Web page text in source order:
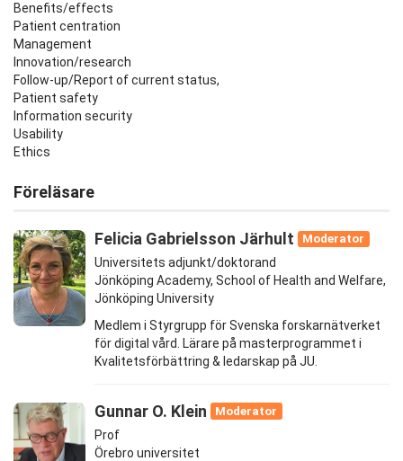
Benefits/effects
Patient centration
Management
Innovation/research
Follow-up/Report of current status,
Patient safety
Information security
Usability
Ethics
Föreläsare
Felicia Gabrielsson Järhult
Moderator
Universitets adjunkt/doktorand
Jönköping Academy, School of Health and Welfare,
Jönköping University
Medlem i Styrgrupp för Svenska forskarnätverket
för digital vård. Lärare på masterprogrammet i
Kvalitetsförbättring & ledarskap på JU.
Gunnar O. Klein
Moderator
Prof
Örebro universitet